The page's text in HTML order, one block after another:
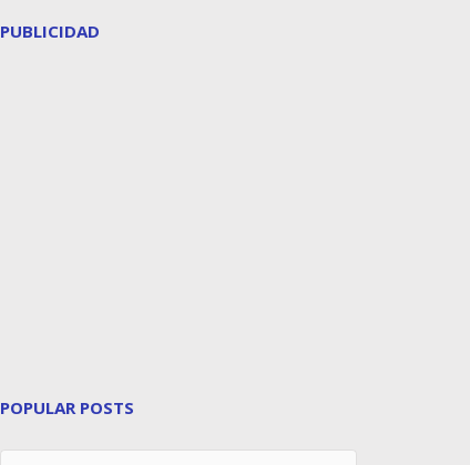
PUBLICIDAD
POPULAR POSTS